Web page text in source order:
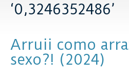
‘0,3246352486’
Arruii como
sexo?! (2024)